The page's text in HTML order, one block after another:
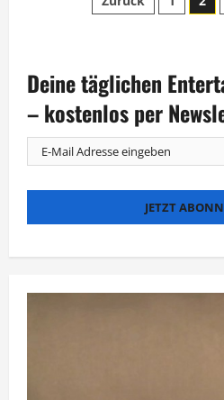
Easy“:
Was
Bauch?
Beiträge
Deine täglichen
– kostenlos per